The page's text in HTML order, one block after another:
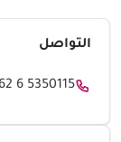
التواصل
6 5350115